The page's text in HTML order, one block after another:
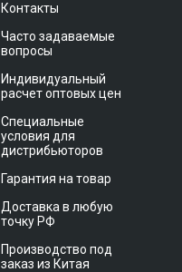
Контакты
Часто задаваемые
вопросы
Индивидуальный
расчет оптовых цен
Специальные
условия для
дистрибьюторов
Гарантия на товар
Доставка в любую
точку РФ
Производство под
заказ из Китая